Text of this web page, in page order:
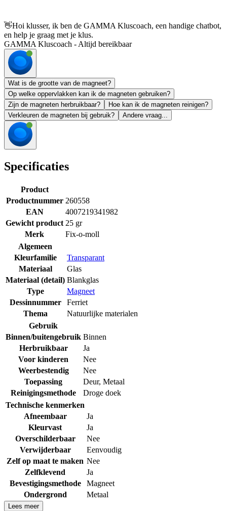
👋Hoi klusser, ik ben de GAMMA Kluscoach, een handige chatbot,
en help je graag met je klus.
GAMMA Kluscoach - Altijd bereikbaar
Wat is de grootte van de magneet?
Op welke oppervlakken kan ik de magneten gebruiken?
Zijn de magneten herbruikbaar?
Hoe kan ik de magneten reinigen?
Verkleuren de magneten bij gebruik?
Andere vraag...
Specificaties
Product
Productnummer 260558
EAN
4007219341982
Gewicht product 25 gr
Merk
Fix-o-moll
Algemeen
Kleurfamilie
Transparant
Materiaal
Glas
Materiaal (detail) Blankglas
Type
Magneet
Dessinnummer
Ferriet
Thema
Natuurlijke materialen
Gebruik
Binnen/buitengebruik Binnen
Herbruikbaar
Ja
Voor kinderen
Nee
Weerbestendig
Nee
Toepassing
Deur, Metaal
Reinigingsmethode
Droge doek
Technische kenmerken
Afneembaar
Ja
Kleurvast
Ja
Overschilderbaar
Nee
Verwijderbaar
Eenvoudig
Zelf op maat te maken Nee
Zelfklevend
Ja
Bevestigingsmethode
Magneet
Ondergrond
Metaal
Lees meer